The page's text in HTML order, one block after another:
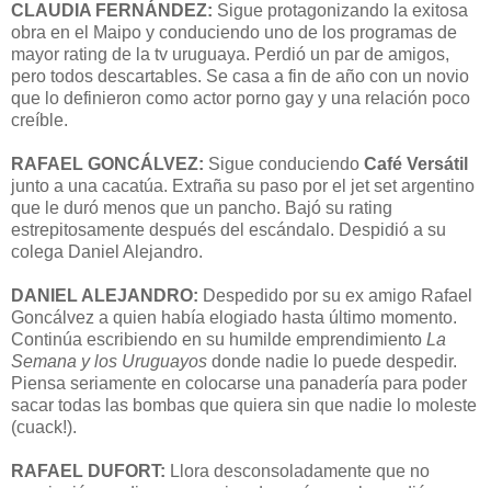
CLAUDIA FERNÁNDEZ: Sigue protagonizando la exitosa
obra en el Maipo y conduciendo uno de los programas de
mayor rating de la tv uruguaya. Perdió un par de amigos,
pero todos descartables. Se casa a fin de año con un novio
que lo definieron como actor porno gay y una relación poco
creíble.
RAFAEL GONCÁLVEZ: Sigue conduciendo Café Versátil
junto a una cacatúa. Extraña su paso por el jet set argentino
que le duró menos que un pancho. Bajó su rating
estrepitosamente después del escándalo. Despidió a su
colega Daniel Alejandro.
DANIEL ALEJANDRO: Despedido por su ex amigo Rafael
Goncálvez a quien había elogiado hasta último momento.
Continúa escribiendo en su humilde emprendimiento La
Semana y los Uruguayos donde nadie lo puede despedir.
Piensa seriamente en colocarse una panadería para poder
sacar todas las bombas que quiera sin que nadie lo moleste
(cuack!).
RAFAEL DUFORT: Llora desconsoladamente que no